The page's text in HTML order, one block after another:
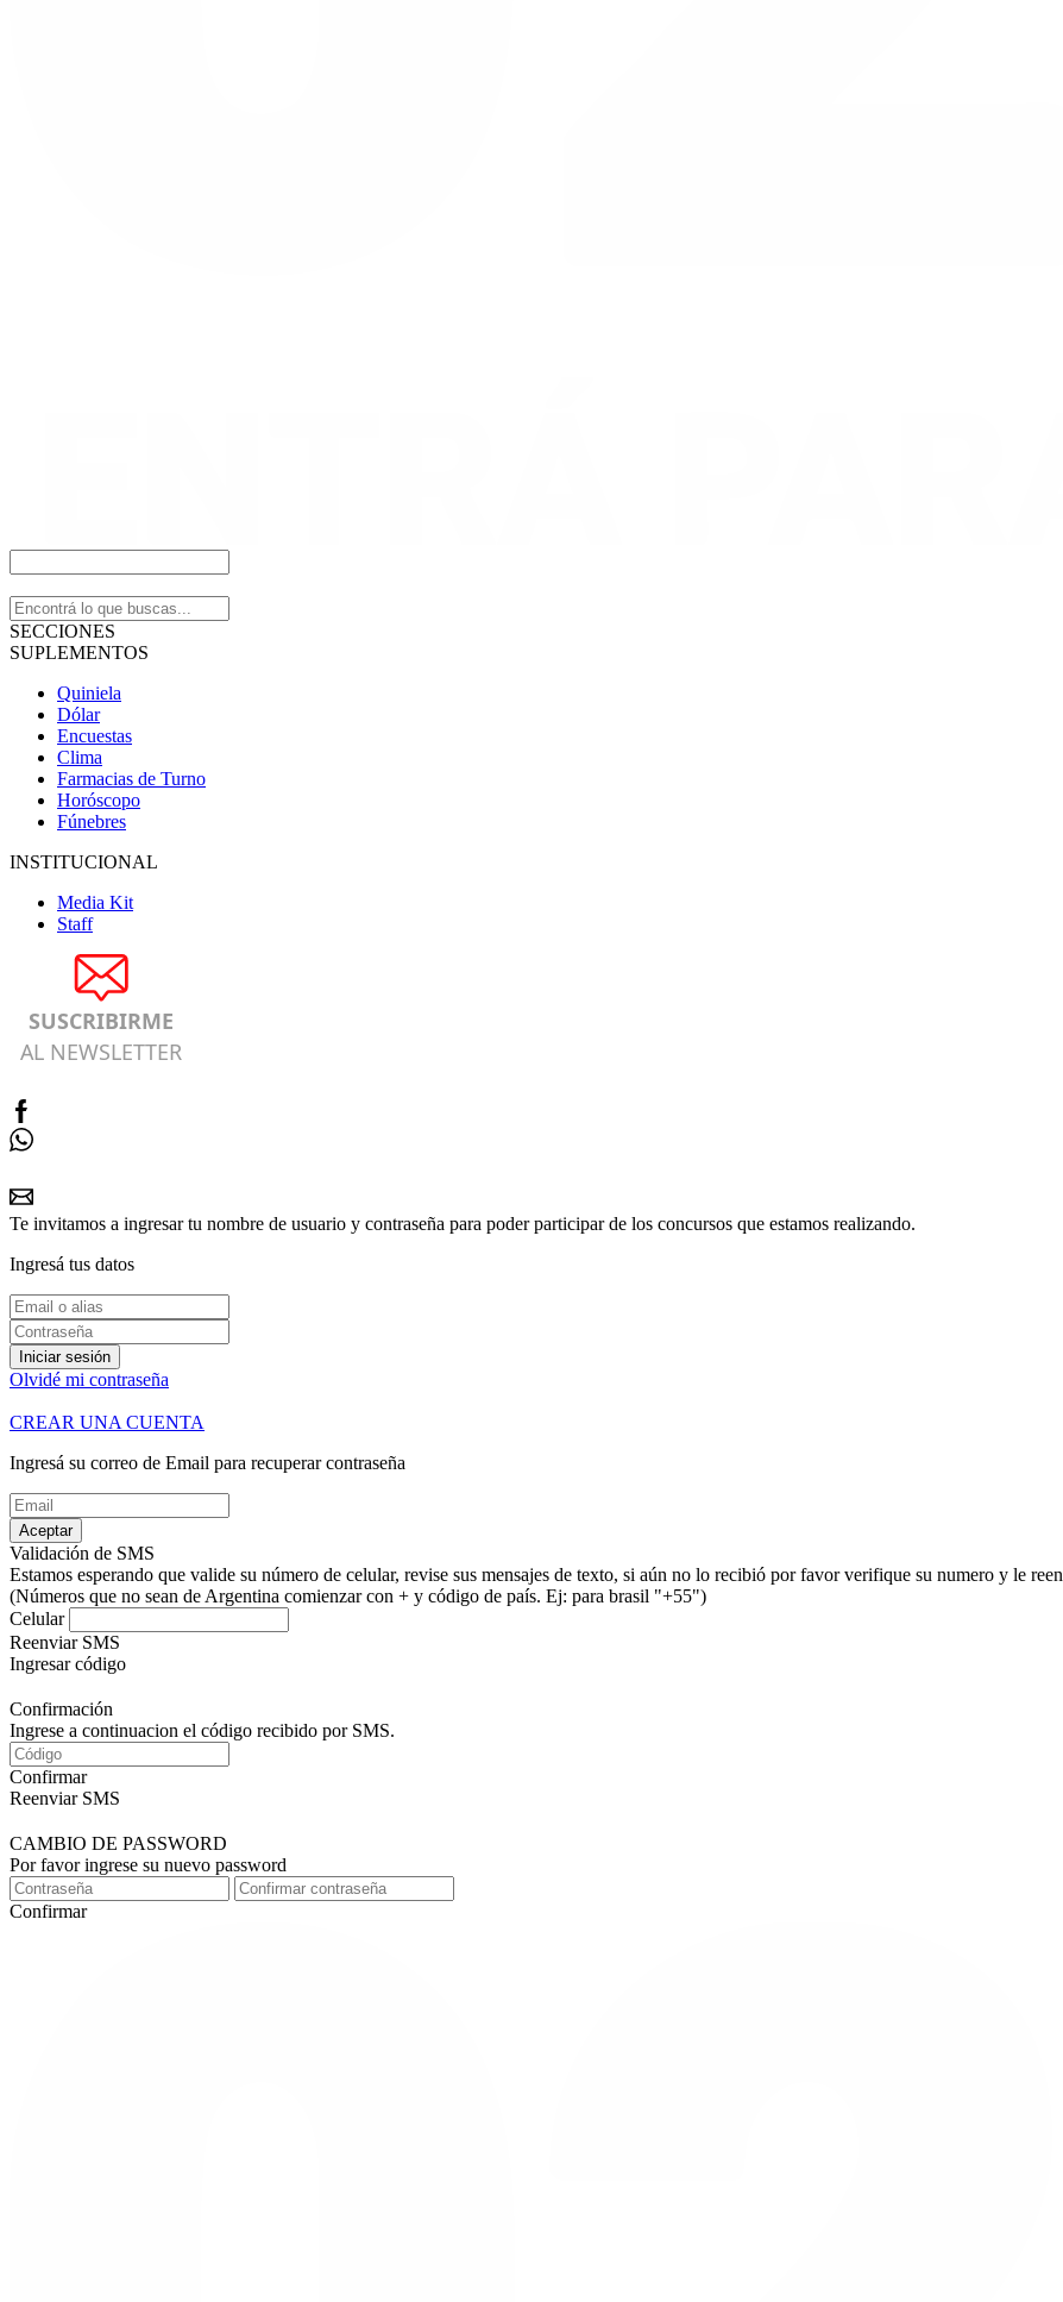
SECCIONES
SUPLEMENTOS
Quiniela
Dólar
Encuestas
Clima
Farmacias de Turno
Horóscopo
Fúnebres
INSTITUCIONAL
Media Kit
Staff
SUSCRIBIRME
AL NEWSLETTER
Te invitamos a ingresar tu nombre de usuario y contraseña para poder participar de los concursos que estamos realizando.
Ingresá tus datos
Iniciar sesión
Olvidé mi contraseña
CREAR UNA CUENTA
Ingresá su correo de Email para recuperar contraseña
Aceptar
Validación de SMS
Estamos esperando que valide su número de celular, revise sus mensajes de texto, si aún no lo recibió por favor verifique su numero y le
(Números que no sean de Argentina comienzar con + y código de país. Ej: para brasil "+55")
Celular
Reenviar SMS
Ingresar código
Confirmación
Ingrese a continuacion el código recibido por SMS.
Confirmar
Reenviar SMS
CAMBIO DE PASSWORD
Por favor ingrese su nuevo password
Confirmar